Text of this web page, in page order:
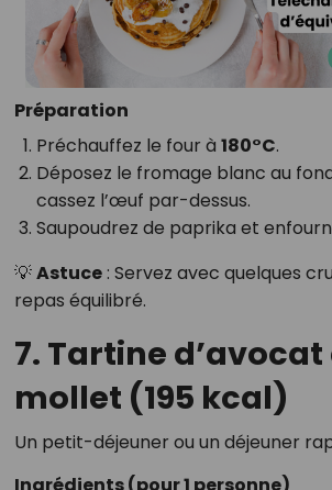
Préparation
Préchauffez le four à 180°C.
Déposez le fromage blanc au
cassez l’œuf par-dessus.
Saupoudrez de paprika et
💡Astuce: Servez avec quelques
repas équilibré.
7. Tartine
mollet (195 kcal)
Un petit-déjeuner ou un déjeuner
Ingrédients (pour 1 personne)